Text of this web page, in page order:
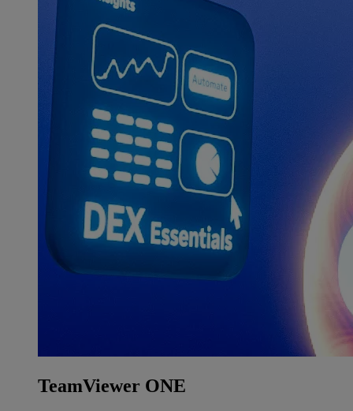
TeamViewer ONE